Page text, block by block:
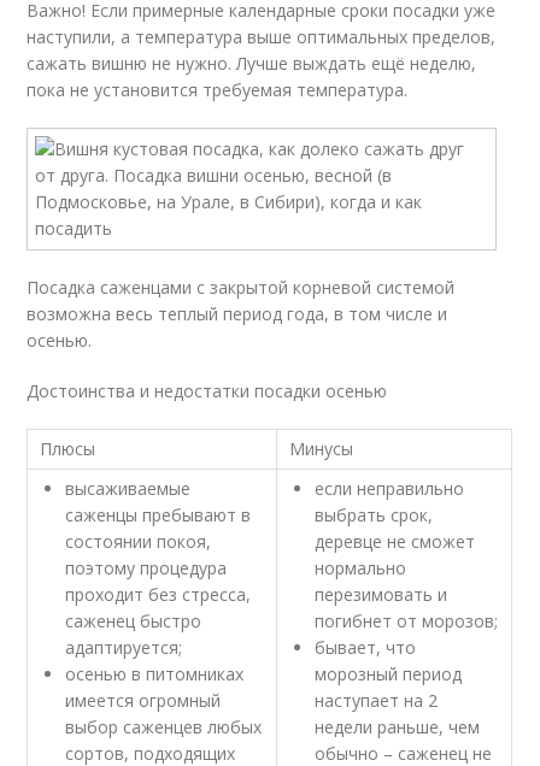
Важно! Если примерные календарные сроки посадки уже
наступили, а температура выше оптимальных пределов,
сажать вишню не нужно. Лучше выждать ещё неделю,
пока не установится требуемая температура.
Посадка саженцами с закрытой корневой системой
возможна весь теплый период года, в том числе и
осенью.
Достоинства и недостатки посадки осенью
Плюсы
Минусы
высаживаемые
саженцы пребывают в
состоянии покоя,
поэтому процедура
проходит без стресса,
саженец быстро
адаптируется;
осенью в питомниках
имеется огромный
выбор саженцев любых
сортов, подходящих
если неправильно
выбрать срок,
деревце не сможет
нормально
перезимовать и
погибнет от морозов;
бывает, что
морозный период
наступает на 2
недели раньше, чем
обычно – саженец не